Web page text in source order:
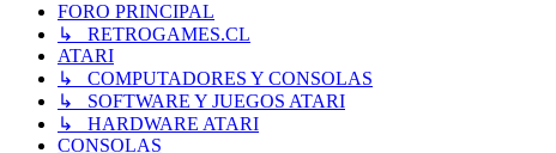
FORO PRINCIPAL
↳ RETROGAMES.CL
ATARI
↳ COMPUTADORES Y CONSOLAS
↳ SOFTWARE Y JUEGOS ATARI
↳ HARDWARE ATARI
CONSOLAS